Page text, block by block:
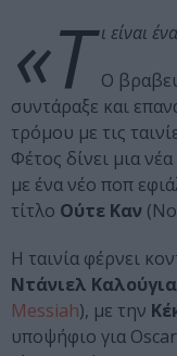
«Τ ι είναι
Ο
συντάραξε και
τρόμου με τις
Φέτος δίνει μια
με ένα νέο ποπ
τίτλο Ούτε Καν
Η ταινία φέρνει
Ντάνιελ Καλούγια
Messiah), με την
υποψήφιο για Oscar